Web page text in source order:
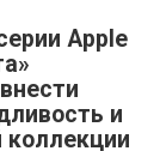
Apple
и
коллекции